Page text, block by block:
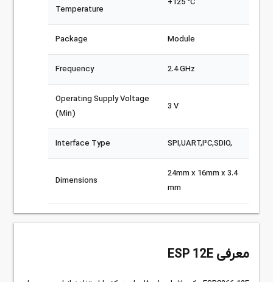
Temperature
Package Module
Frequency 2.4 GHz
Operating Supply Voltage
(Min)
3 V
Interface Type SPI,UART,I²C,SDIO,
Dimensions
24mm x 16mm x 3.4
mm
معرفی ESP 12E